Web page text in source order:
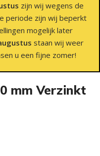
zijn wij wegens de
periode zijn wij beperkt
mogelijk later
staan wij weer
u een fijne zomer!
mm Verzinkt